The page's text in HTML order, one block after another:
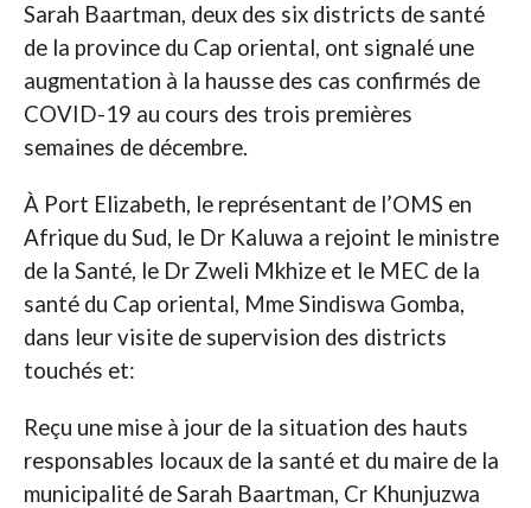
Sarah Baartman, deux des six districts de santé
de la province du Cap oriental, ont signalé une
augmentation à la hausse des cas confirmés de
COVID-19 au cours des trois premières
semaines de décembre.
À Port Elizabeth, le représentant de l’OMS en
Afrique du Sud, le Dr Kaluwa a rejoint le ministre
de la Santé, le Dr Zweli Mkhize et le MEC de la
santé du Cap oriental, Mme Sindiswa Gomba,
dans leur visite de supervision des districts
touchés et:
Reçu une mise à jour de la situation des hauts
responsables locaux de la santé et du maire de la
municipalité de Sarah Baartman, Cr Khunjuzwa